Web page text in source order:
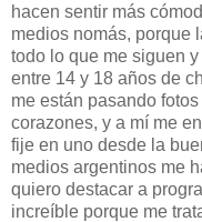
hacen sentir más
medios nomás, porque
todo lo que me siguen
entre 14 y 18 años de
me están pasando
corazones, y a mí me
fije en uno desde la
medios argentinos me
quiero destacar a
increíble porque me